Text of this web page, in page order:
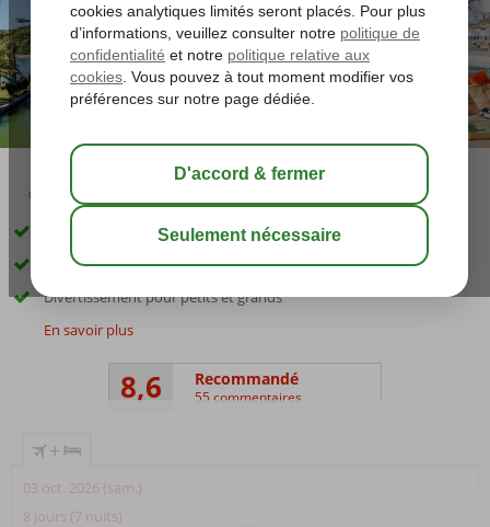
02:30 sauver
À seulement 100 m de la plage
Studios et appartements spacieux
Divertissement pour petits et grands
En savoir plus
8,6 Recommandé
55 commentaires
+
03 oct. 2026 (sam.)
8 jours (7 nuits)